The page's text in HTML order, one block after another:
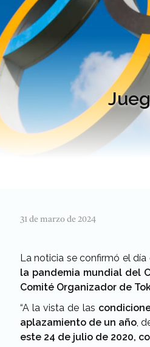
31 de marzo de 2024
La noticia se confirmó el día
la pandemia mundial del
Comité Organizador de
“A la vista de las
aplazamiento de un año ,
este 24 de julio de 2020,